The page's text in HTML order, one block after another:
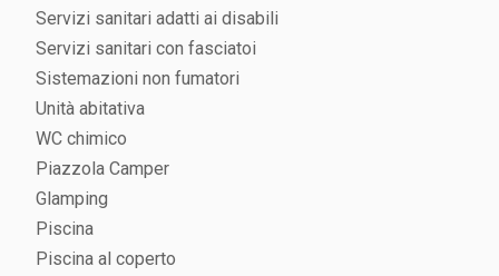
Servizi sanitari adatti ai disabili
Servizi sanitari con fasciatoi
Sistemazioni non fumatori
Unità abitativa
WC chimico
Piazzola Camper
Glamping
Piscina
Piscina al coperto